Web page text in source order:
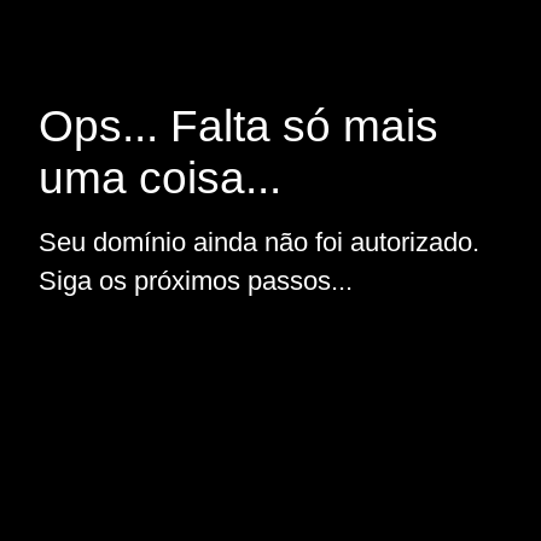
Ops... Falta só mais
uma coisa...
Seu domínio ainda não foi autorizado.
Siga os próximos passos...